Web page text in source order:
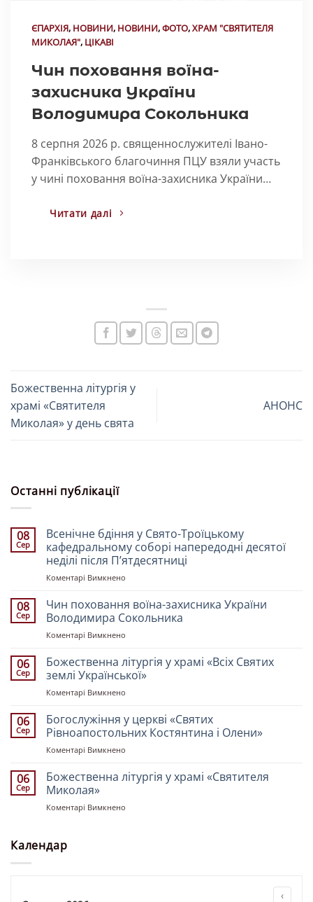
ЄПАРХІЯ, НОВИНИ, НОВИНИ,ФОТО,ХРАМ "СВЯТИТЕЛЯ
МИКОЛАЯ", ЦІКАВІ
Чин поховання воїна-
захисника України
Володимира Сокольника
8 серпня 2026 р. священнослужителі Івано-
Франківського благочиння ПЦУ взяли участь
у чині поховання воїна-захисника України…
Читати далі
Божественна літургія у
храмі «Святителя
Миколая» у день свята
АНОНС
Останні публікації
08
Сер
Всенічне бдіння у Свято-Троїцькому
кафедральному соборі напередодні десятої
неділі після Пʼятдесятниці
Коментарі Вимкнено
бдіння
Свято-
соборі
напередодні
Пʼятдесятниці
08
Сер
Чин поховання воїна-захисника України
Володимира Сокольника
Коментарі Вимкнено
поховання
воїна-
захисника
Сокольника
06
Сер
Божественна літургія у храмі «Всіх Святих
землі Української»
Коментарі Вимкнено
літургія
у
храмі
землі
Української»
06
Сер
Богослужіння у церкві «Святих
Рівноапостольних Костянтина і Олени»
Коментарі Вимкнено
у
церкві
06
Сер
Божественна літургія у храмі «Святителя
Миколая»
Коментарі Вимкнено
Календар
‹